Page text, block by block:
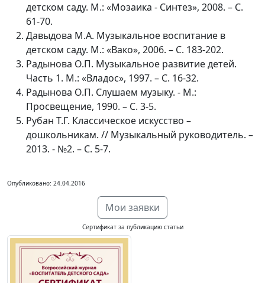
детском саду. М.: «Мозаика - Синтез», 2008. – С.
61-70.
Давыдова М.А. Музыкальное воспитание в
детском саду. М.: «Вако», 2006. – С. 183-202.
Радынова О.П. Музыкальное развитие детей.
Часть 1. М.: «Владос», 1997. – С. 16-32.
Радынова О.П. Слушаем музыку. - М.:
Просвещение, 1990. – С. 3-5.
Рубан Т.Г. Классическое искусство –
дошкольникам. // Музыкальный руководитель. –
2013. - №2. – С. 5-7.
Опубликовано: 24.04.2016
Мои заявки
Сертификат за публикацию статьи